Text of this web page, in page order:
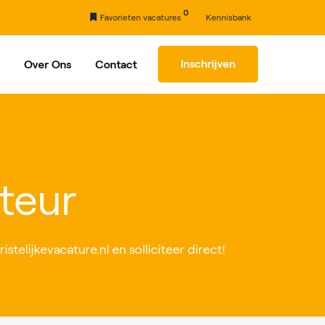
Favorieten vacatures
0
Kennisbank
Over Ons Contact Inschrijven
en solliciteer direct!